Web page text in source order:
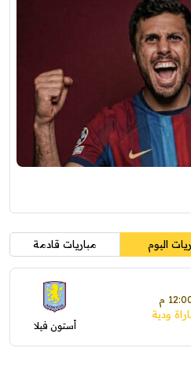
اليوم مباريات قادمة
م
ودية
أستون فيلا